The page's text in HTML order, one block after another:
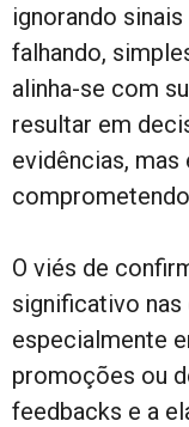
ignorando
falhando,
alinha-se com
resultar em
evidências,
O viés de
significativo nas
especialmente
promoções ou
feedbacks e a